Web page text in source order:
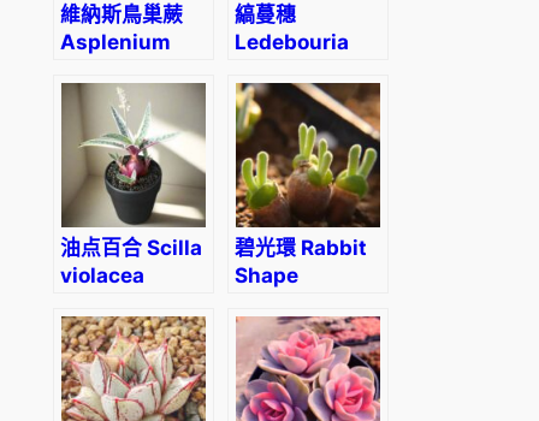
維納斯鳥巢蕨
Asplenium
縞蔓穗
Ledebouria
油点百合 Scilla
violacea
socialis)
碧光環 Rabbit
Shape
obconica)